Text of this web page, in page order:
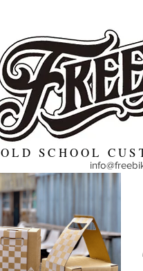
OLD SCHOOL